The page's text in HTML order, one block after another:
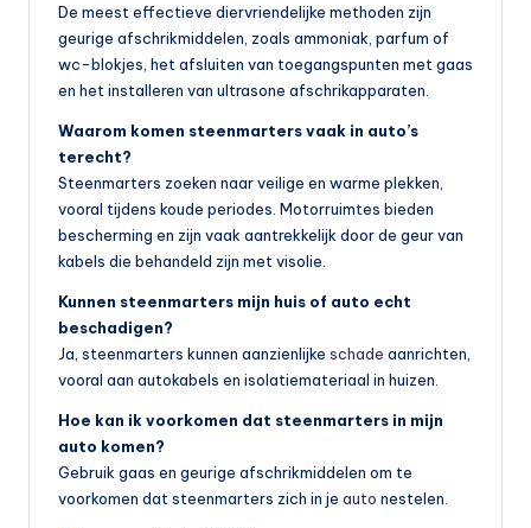
De meest effectieve diervriendelijke methoden zijn
geurige afschrikmiddelen, zoals ammoniak, parfum of
wc-blokjes, het afsluiten van toegangspunten met gaas
en het installeren van ultrasone afschrikapparaten.
Waarom komen steenmarters vaak in auto’s
terecht?
Steenmarters zoeken naar veilige en warme plekken,
vooral tijdens koude periodes. Motorruimtes bieden
bescherming en zijn vaak aantrekkelijk door de geur van
kabels die behandeld zijn met visolie.
Kunnen steenmarters mijn huis of auto echt
beschadigen?
Ja, steenmarters kunnen aanzienlijke schade aanrichten,
vooral aan autokabels en isolatiemateriaal in huizen.
Hoe kan ik voorkomen dat steenmarters in mijn
auto komen?
Gebruik gaas en geurige afschrikmiddelen om te
voorkomen dat steenmarters zich in je auto nestelen.